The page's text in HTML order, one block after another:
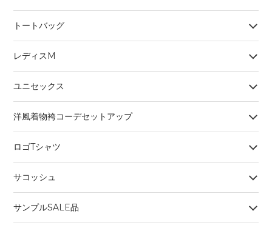
トートバッグ
レディスM
ユニセックス
洋風着物袴コーデセットアップ
ロゴTシャツ
サコッシュ
サンプルSALE品